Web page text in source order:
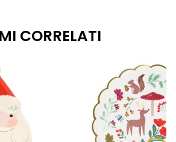
CORRELATI